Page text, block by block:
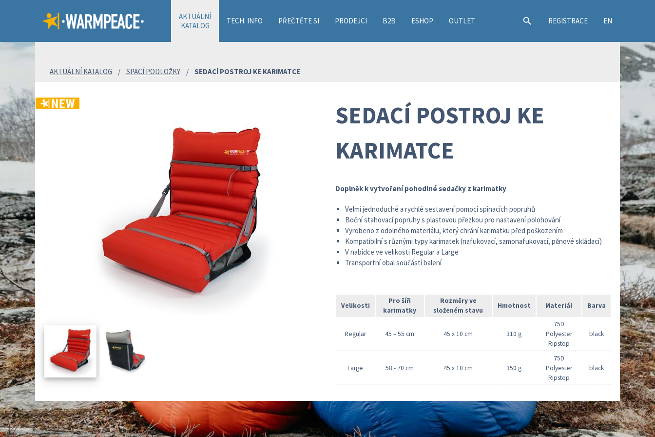
EN
REGISTRACE
search
AKTUÁLNÍ
KATALOG
TECH. INFO PŘEČTĚTE SI PRODEJCI B2B ESHOP OUTLET
AKTUÁLNÍ KATALOG / SPACÍ PODLOŽKY / SEDACÍ POSTROJ KE KARIMATCE
SEDACÍ POSTROJ KE
KARIMATCE
Doplněk k vytvoření pohodlné sedačky z karimatky
Velmi jednoduché a rychlé sestavení pomocí spínacích popruhů
Boční stahovací popruhy s plastovou přezkou pro nastavení polohování
Vyrobeno z odolného materiálu, který chrání karimatku před poškozením
Kompatibilní s různými typy karimatek (nafukovací, samonafukovací, pěnové skládací)
V nabídce ve velikosti Regular a Large
Transportní obal součástí balení
Velikosti
Pro šíři
karimatky
Rozměry ve
složeném stavu
Hmotnost Materiál Barva
Regular 45 – 55 cm 45 x 10 cm 310 g
75D
Polyester
Ripstop
black
Large 58 - 70 cm 45 x 10 cm 350 g
75D
Polyester
Ripstop
black